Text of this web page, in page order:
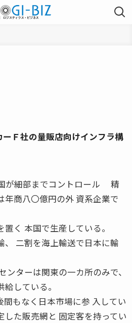
Ｆ社の量販店向けインフラ構
細部までコントロール 精
年商八〇億円の外 資系企業で
く 本国で生産している。
、 二割を海上輸送で日本に輸
ンターは関東の一カ所のみで、
している。
もなく日本市場に参 入してい
した販売網と 固定客を持ってい